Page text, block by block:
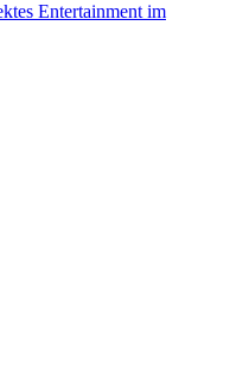
Entertainment im